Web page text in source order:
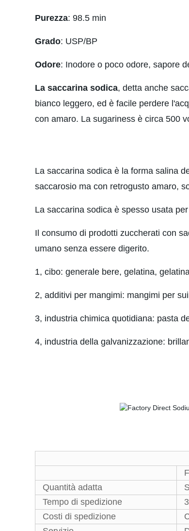
Purezza: 98.5 min
Grado: USP/BP
Odore: Inodore o poco odore, sapore
La saccarina sodica, detta anche
bianco leggero, ed è facile perdere
con amaro. La sugariness è circa 500
La saccarina sodica è la forma salina
saccarosio ma con retrogusto amaro,
La saccarina sodica è spesso usata
Il consumo di prodotti zuccherati con
umano senza essere digerito.
1, cibo: generale bere, gelatina,
2, additivi per mangimi: mangimi per
3, industria chimica quotidiana: pasta
4, industria della galvanizzazione:
Quantità adatta
Tempo di spedizione
Costi di spedizione